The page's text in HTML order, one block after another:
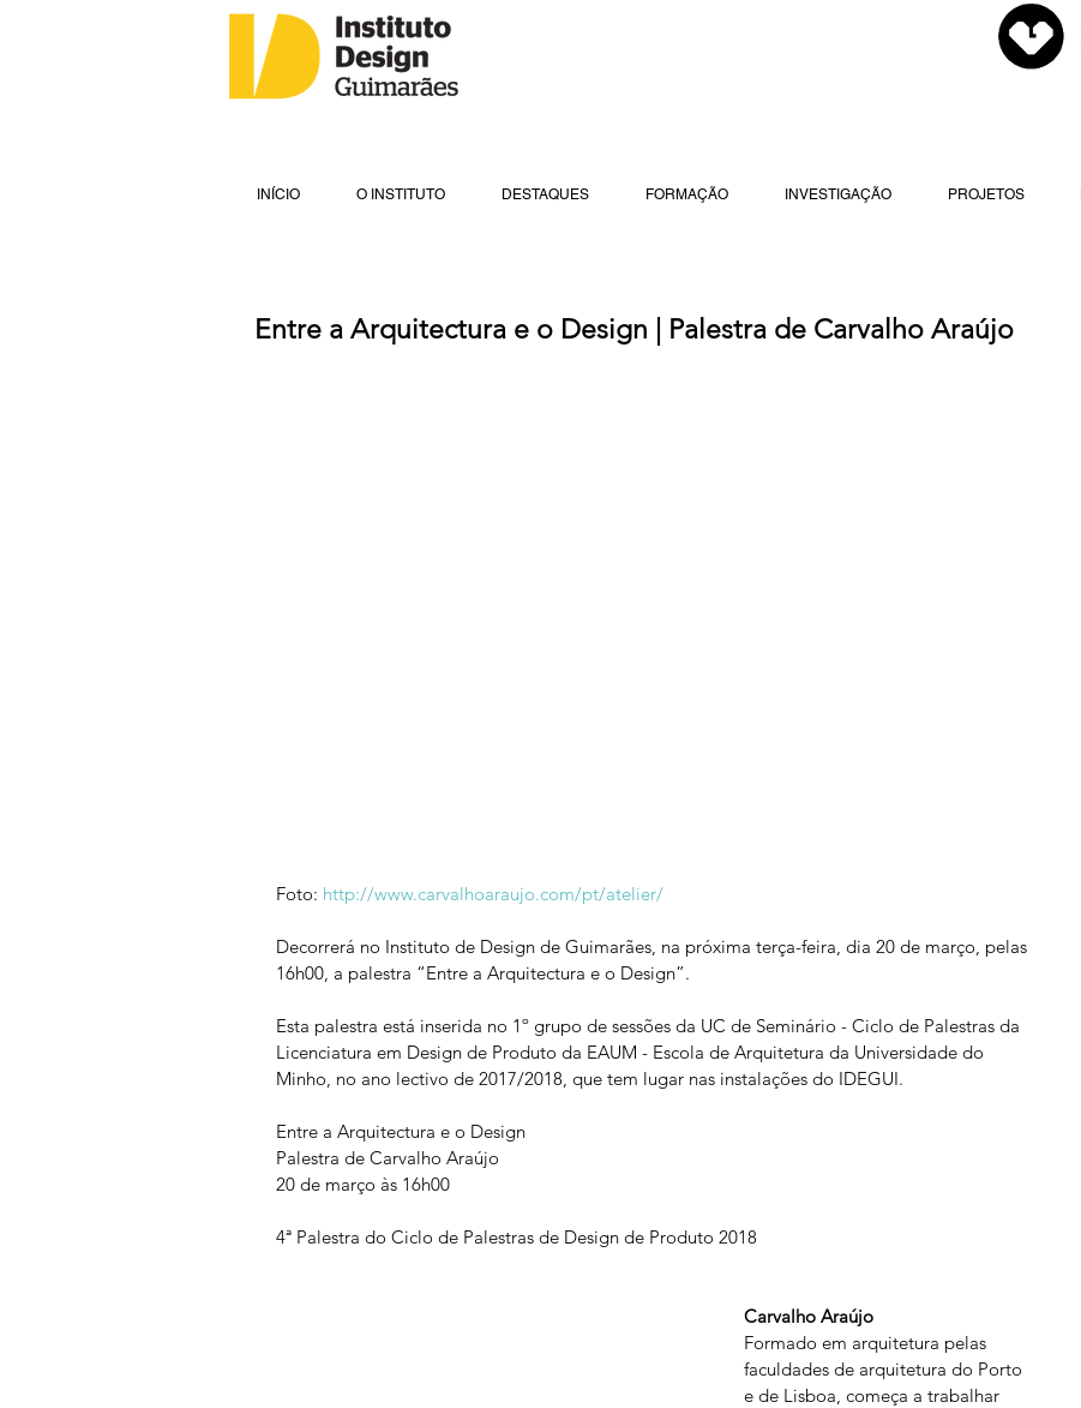
INÍCIO O INSTITUTO DESTAQUES FORMAÇÃO INVESTIGAÇÃO PROJETOS
Entre a Arquitectura e o Design | Palestra de Carvalho Araújo
Foto: http://www.carvalhoaraujo.com/pt/atelier/
Decorrerá no Instituto de Design de Guimarães, na próxima terça-feira, dia 20 de março, pelas
16h00, a palestra “Entre a Arquitectura e o Design”.
Esta palestra está inserida no 1º grupo de sessões da UC de Seminário - Ciclo de Palestras da
Licenciatura em Design de Produto da EAUM - Escola de Arquitetura da Universidade do
Minho, no ano lectivo de 2017/2018, que tem lugar nas instalações do IDEGUI.
Entre a Arquitectura e o Design
Palestra de Carvalho Araújo
20 de março às 16h00
4ª Palestra do Ciclo de Palestras de Design de Produto 2018
Carvalho Araújo
Formado em arquitetura pelas
faculdades de arquitetura do Porto
e de Lisboa, começa a trabalhar